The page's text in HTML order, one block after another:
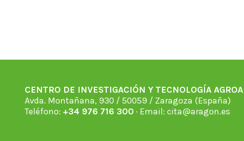
CENTRO DE INVESTIGACIÓN Y TECNOLOGÍA
Avda. Montañana, 930 / 50059 / Zaragoza (España)
Teléfono: +34 976 716 300 · Email: cita@aragon.es